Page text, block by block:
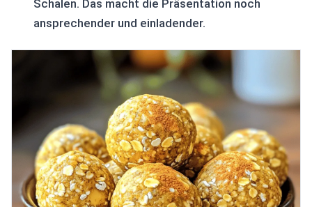
Schalen. Das macht die Präsentation noch
ansprechender und einladender.